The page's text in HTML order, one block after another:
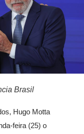
Brasil
Hugo Motta
feira (25) o